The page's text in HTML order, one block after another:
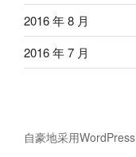
2016 年 8 月
2016 年 7 月
自豪地采用WordPress